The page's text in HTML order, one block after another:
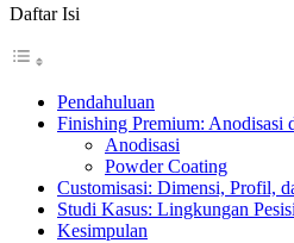
Daftar Isi
Pendahuluan
Finishing Premium: Anodisasi
Anodisasi
Powder Coating
Customisasi: Dimensi, Profil,
Studi Kasus: Lingkungan
Kesimpulan